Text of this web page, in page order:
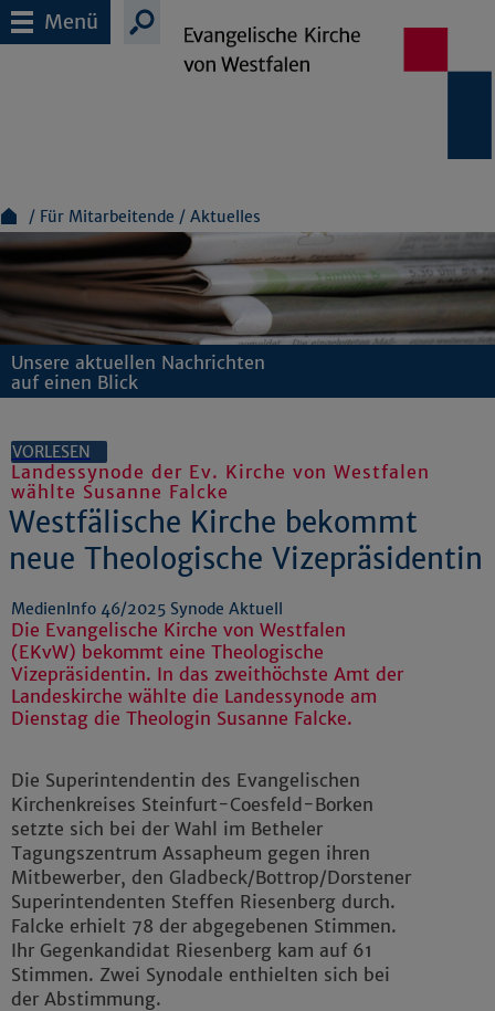
Menü
Für Mitarbeitende Aktuelles
Unsere aktuellen Nachrichten
auf einen Blick
VORLESEN
Landessynode der Ev. Kirche von Westfalen
wählte Susanne Falcke
Westfälische Kirche bekommt
neue Theologische Vizepräsidentin
MedienInfo 46/2025 Synode Aktuell
Die Evangelische Kirche von Westfalen
(EKvW) bekommt eine Theologische
Vizepräsidentin. In das zweithöchste Amt der
Landeskirche wählte die Landessynode am
Dienstag die Theologin Susanne Falcke.
Die Superintendentin des Evangelischen
Kirchenkreises Steinfurt-Coesfeld-Borken
setzte sich bei der Wahl im Betheler
Tagungszentrum Assapheum gegen ihren
Mitbewerber, den Gladbeck/Bottrop/Dorstener
Superintendenten Steffen Riesenberg durch.
Falcke erhielt 78 der abgegebenen Stimmen.
Ihr Gegenkandidat Riesenberg kam auf 61
Stimmen. Zwei Synodale enthielten sich bei
der Abstimmung.